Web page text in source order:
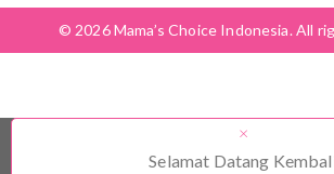
© 2026 Mama’s Choice Indonesia. All
×
Selamat Datang